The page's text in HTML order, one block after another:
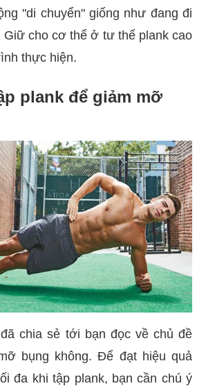
"di chuyển" giống như đang đi
Giữ cho cơ thể ở tư thế plank cao
thực hiện.
plank để giảm mỡ
chia sẻ tới bạn đọc về chủ đề
bụng không. Để đạt hiệu quả
đa khi tập plank, bạn cần chú ý